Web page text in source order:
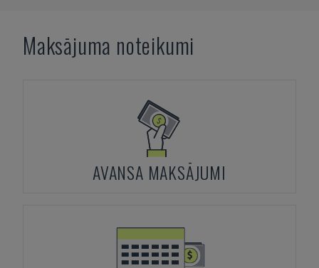
Maksājuma noteikumi
AVANSA MAKSĀJUMI